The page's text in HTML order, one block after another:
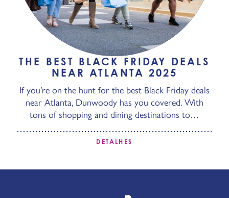
THE BEST BLACK FRIDAY DEALS
NEAR ATLANTA 2025
If you’re on the hunt for the best Black Friday deals
near Atlanta, Dunwoody has you covered. With
tons of shopping and dining destinations to…
DETALHES